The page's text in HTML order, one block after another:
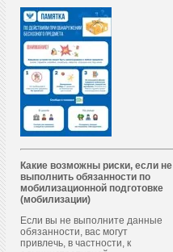
Какие возможны риски, если не
выполнить обязанности по
мобилизационной подготовке
(мобилизации)
Если вы не выполните данные
обязанности, вас могут
привлечь, в частности, к